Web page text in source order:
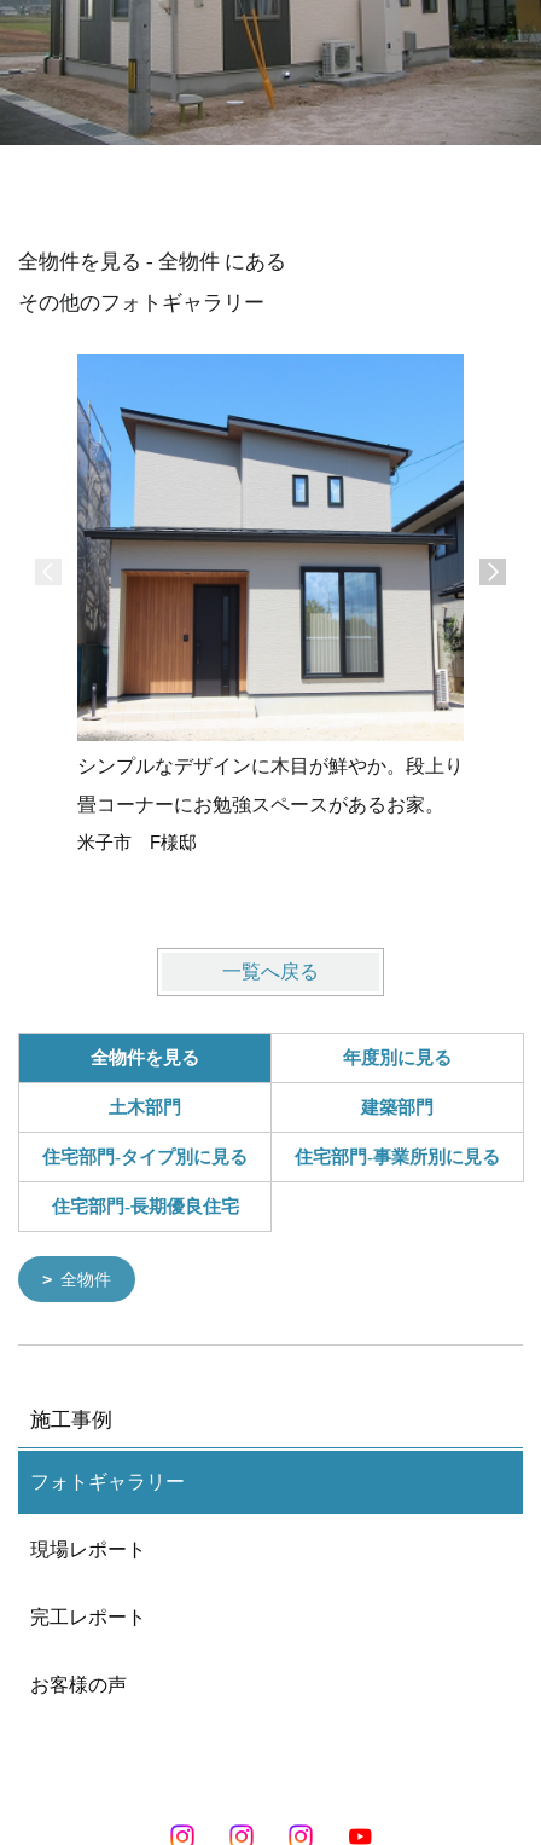
全物件を見る - 全物件 にある
その他のフォトギャラリー
シンプルなデザインに木目が鮮やか。段上り
畳コーナーにお勉強スペースがあるお家。
米子市 F様邸
一覧へ戻る
全物件を見る 年度別に見る
土木部門 建築部門
住宅部門-タイプ別に見る 住宅部門-事業所別に見る
住宅部門-長期優良住宅
全物件
施工事例
フォトギャラリー
現場レポート
完工レポート
お客様の声